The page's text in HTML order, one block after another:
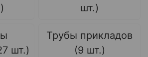
шт.)
шт.)
Трубы прикладов
(9 шт.)